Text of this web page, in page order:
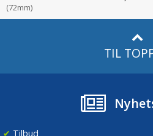
(72mm)
TIL
✔ Tilbud